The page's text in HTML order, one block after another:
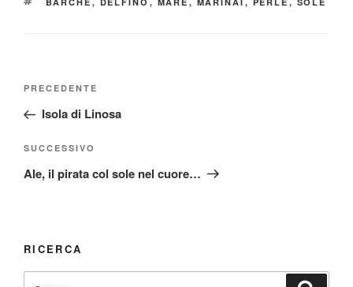
Navigazione
Articolo
precedente:
PRECEDENTE
Isola di Linosa
Articolo
successivo
SUCCESSIVO
Ale, il pirata col sole nel cuore…
RICERCA